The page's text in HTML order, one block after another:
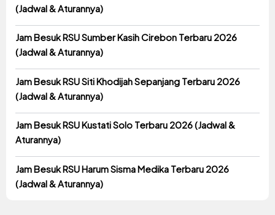
(Jadwal & Aturannya)
Jam Besuk RSU Sumber Kasih Cirebon Terbaru 2026
(Jadwal & Aturannya)
Jam Besuk RSU Siti Khodijah Sepanjang Terbaru 2026
(Jadwal & Aturannya)
Jam Besuk RSU Kustati Solo Terbaru 2026 (Jadwal &
Aturannya)
Jam Besuk RSU Harum Sisma Medika Terbaru 2026
(Jadwal & Aturannya)